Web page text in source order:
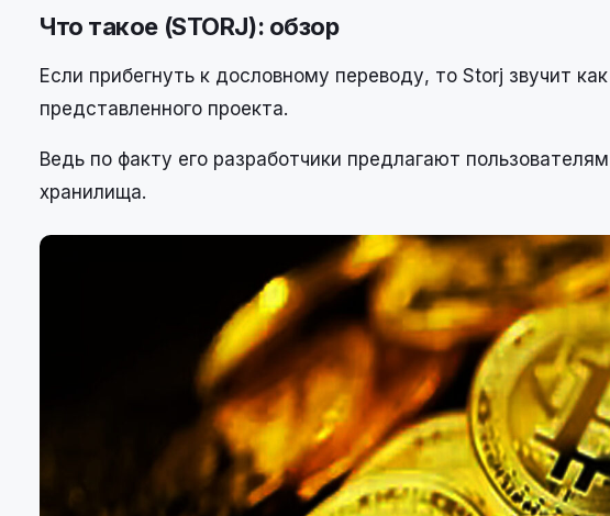
Что такое (STORJ): обзор
Если прибегнуть к дословному переводу, то Storj звучит
представленного проекта.
Ведь по факту его разработчики предлагают
хранилища.